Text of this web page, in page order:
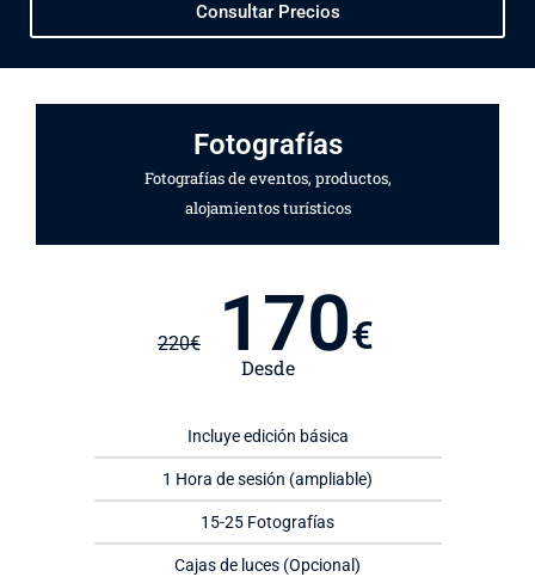
Consultar Precios
Fotografías
Fotografías de eventos, productos,
alojamientos turísticos
220€ 170€
Desde
Incluye edición básica
1 Hora de sesión (ampliable)
15-25 Fotografías
Cajas de luces (Opcional)